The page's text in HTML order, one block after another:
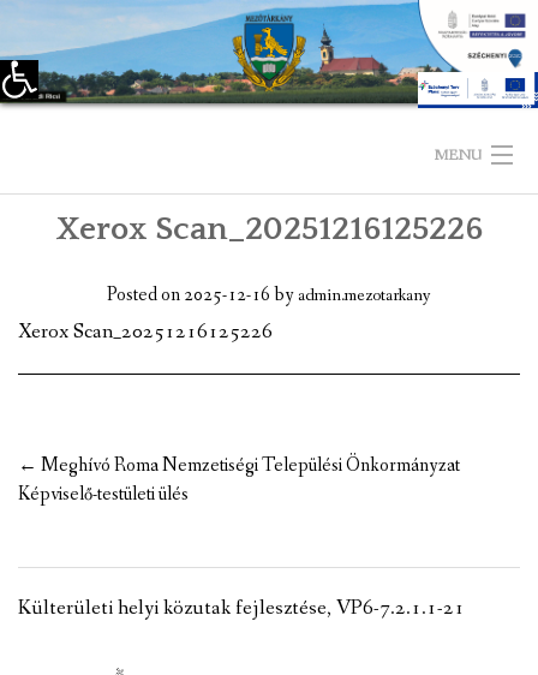
Eszköztár megnyitása
MENU
KEZDŐLAP
TELEPÜLÉSÜNKRŐL
ÖNKORMÁNYZAT
VÁLASZTÁSI INFORMÁCIÓK
Xerox Scan_20251216125226
Posted on2025-12-16byadmin.mezotarkany
Xerox Scan_20251216125226
Post
navigation
← Meghívó Roma Nemzetiségi Települési Önkormányzat
Képviselő-testületi ülés
Külterületi helyi közutak fejlesztése, VP6-7.2.1.1-21